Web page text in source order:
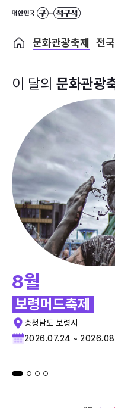
문화관광축제 전
이 달의 문화관광
8월
보령머드축제
충청남도 보령시
2026.07.24 ~